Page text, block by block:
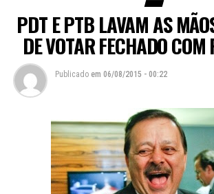
PDT E PTB LAVAM AS
DE VOTAR FECHADO
Publicado em 06/08/2015 - 00:22